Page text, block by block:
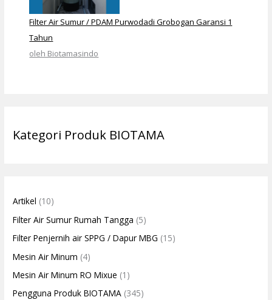
Filter Air Sumur / PDAM Purwodadi Grobogan Garansi 1
Tahun
oleh Biotamasindo
Kategori Produk BIOTAMA
Artikel (10)
Filter Air Sumur Rumah Tangga (5)
Filter Penjernih air SPPG / Dapur MBG (15)
Mesin Air Minum (4)
Mesin Air Minum RO Mixue (1)
Pengguna Produk BIOTAMA (345)